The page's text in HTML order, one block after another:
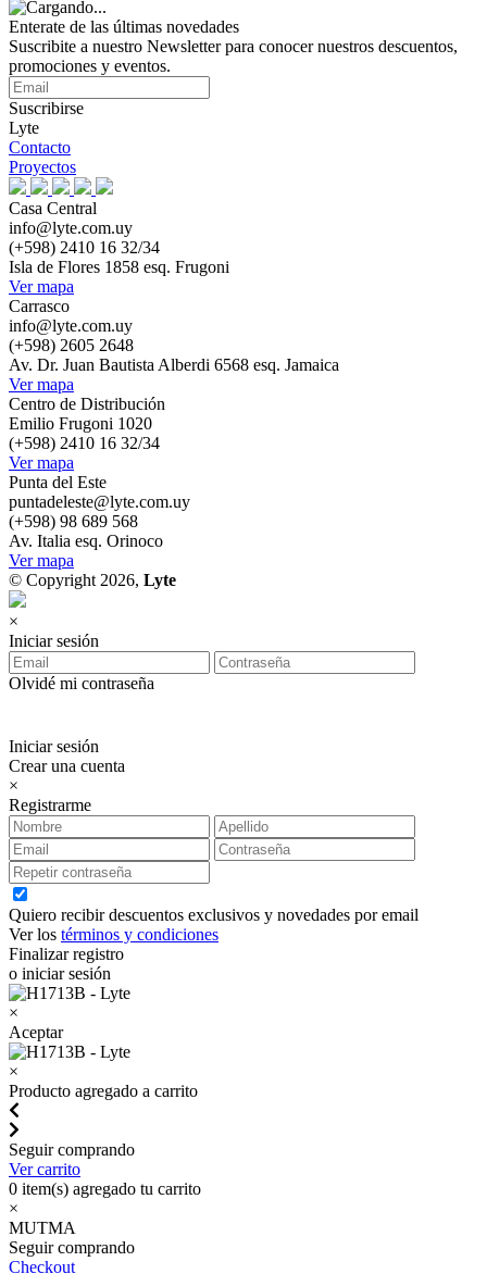
Enterate de las últimas novedades
Suscribite a nuestro Newsletter para conocer nuestros descuentos,
promociones y eventos.
Suscribirse
Lyte
Contacto
Proyectos
Casa Central
info@lyte.com.uy
(+598) 2410 16 32/34
Isla de Flores 1858 esq. Frugoni
Ver mapa
Carrasco
info@lyte.com.uy
(+598) 2605 2648
Av. Dr. Juan Bautista Alberdi 6568 esq. Jamaica
Ver mapa
Centro de Distribución
Emilio Frugoni 1020
(+598) 2410 16 32/34
Ver mapa
Punta del Este
puntadeleste@lyte.com.uy
(+598) 98 689 568
Av. Italia esq. Orinoco
Ver mapa
© Copyright 2026, Lyte
×
Iniciar sesión
Olvidé mi contraseña
Iniciar sesión
Crear una cuenta
×
Registrarme
Quiero recibir descuentos exclusivos y novedades por email
Ver los términos y condiciones
Finalizar registro
o iniciar sesión
×
Aceptar
×
Producto agregado a carrito
Seguir comprando
Ver carrito
0 item(s) agregado tu carrito
×
MUTMA
Seguir comprando
Checkout